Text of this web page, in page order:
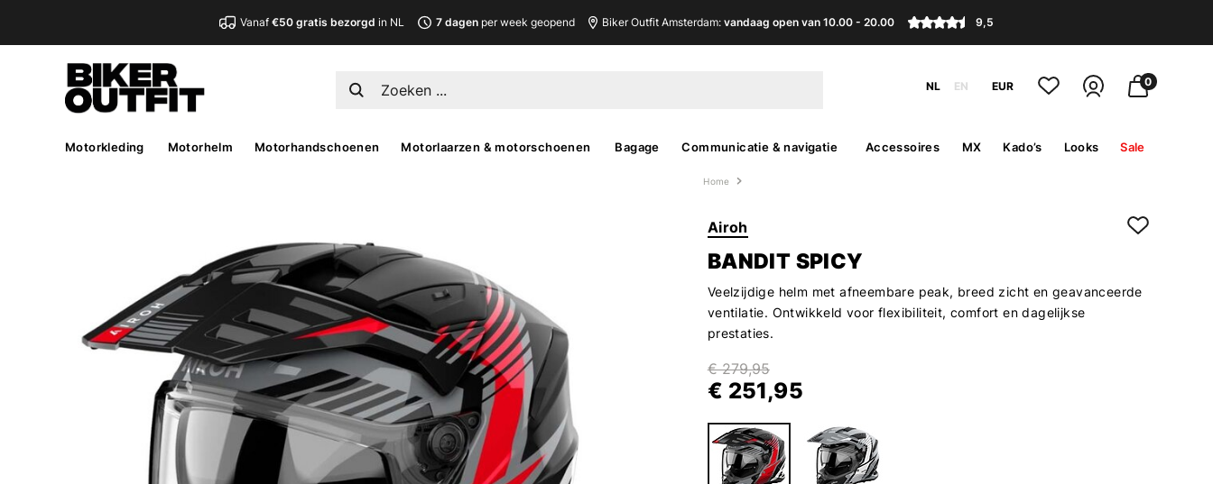
Vanaf€50 gratis bezorgd in NL 7 dagenper week geopend Biker Outfit Amsterdam: vandaag open van 10.00 - 20.00 9,5
NL EN EUR 0
Motorkleding Motorhelm Motorhandschoenen Motorlaarzen & motorschoenen Bagage Communicatie & navigatie Accessoires MX Kado’s Looks Sale
Home
Airoh
BANDIT SPICY
Veelzijdige helm met afneembare peak, breed zicht en geavanceerde
ventilatie. Ontwikkeld voor flexibiliteit, comfort en dagelijkse
prestaties.
€ 279,95
€ 251,95